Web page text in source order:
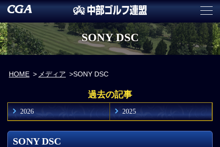
SONY DSC
HOME メディア SONY DSC
過去の記事
2026 2025
SONY DSC